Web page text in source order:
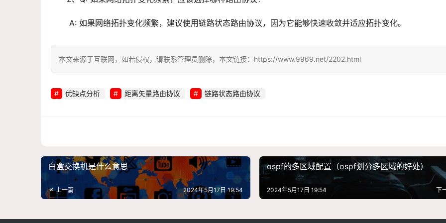
A: 如果网络拓扑变化频繁，建议使用链路状态路由协议，因为它能够快速收敛并适应拓扑变化。
本文来源于互联网，如若侵权，请联系管理员删除，本文链接：https://www.9969.net/2202.html
优缺点分析 距离矢量路由协议 链路状态路由协议
白盒交换机是什么意思
上一篇 2024年5月17日 19:54
ospf的多区域配置（ospf划分多区域的好处）
下
2024年5月17日 19:54